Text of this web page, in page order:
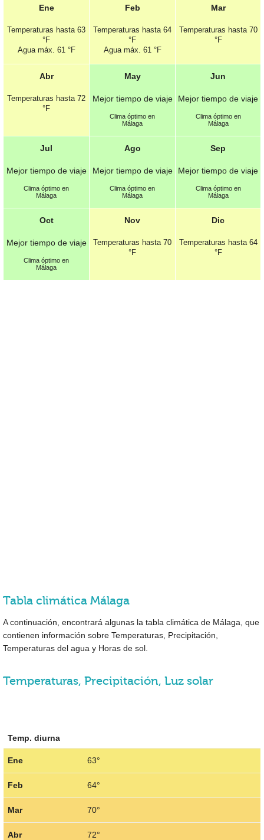
Ene
Temperaturas hasta 63
°F
Agua máx. 61 °F
Feb
Temperaturas hasta 64
°F
Agua máx. 61 °F
Mar
Temperaturas hasta 70
°F
Abr
Temperaturas hasta 72
°F
May
Mejor tiempo de viaje
Clima óptimo en
Málaga
Jun
Mejor tiempo de viaje
Clima óptimo en
Málaga
Jul
Mejor tiempo de viaje
Clima óptimo en
Málaga
Ago
Mejor tiempo de viaje
Clima óptimo en
Málaga
Sep
Mejor tiempo de viaje
Clima óptimo en
Málaga
Oct
Mejor tiempo de viaje
Clima óptimo en
Málaga
Nov
Temperaturas hasta 70
°F
Dic
Temperaturas hasta 64
°F
Tabla climática Málaga
A continuación, encontrará algunas la tabla climática de Málaga, que
contienen información sobre Temperaturas, Precipitación,
Temperaturas del agua y Horas de sol.
Temperaturas, Precipitación, Luz solar
Temp. diurna
Ene 63°
Feb 64°
Mar 70°
Abr 72°